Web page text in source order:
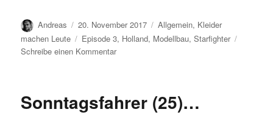
Autor
Andreas
Veröffentlicht
am
20. November 2017 Kategorien
Allgemein, Kleider
machen Leute
Schlagwörter
Episode 3, Holland, Modellbau,Starfighter
Schreibe einen Kommentarzu
Sonntagsfahrer (25)…